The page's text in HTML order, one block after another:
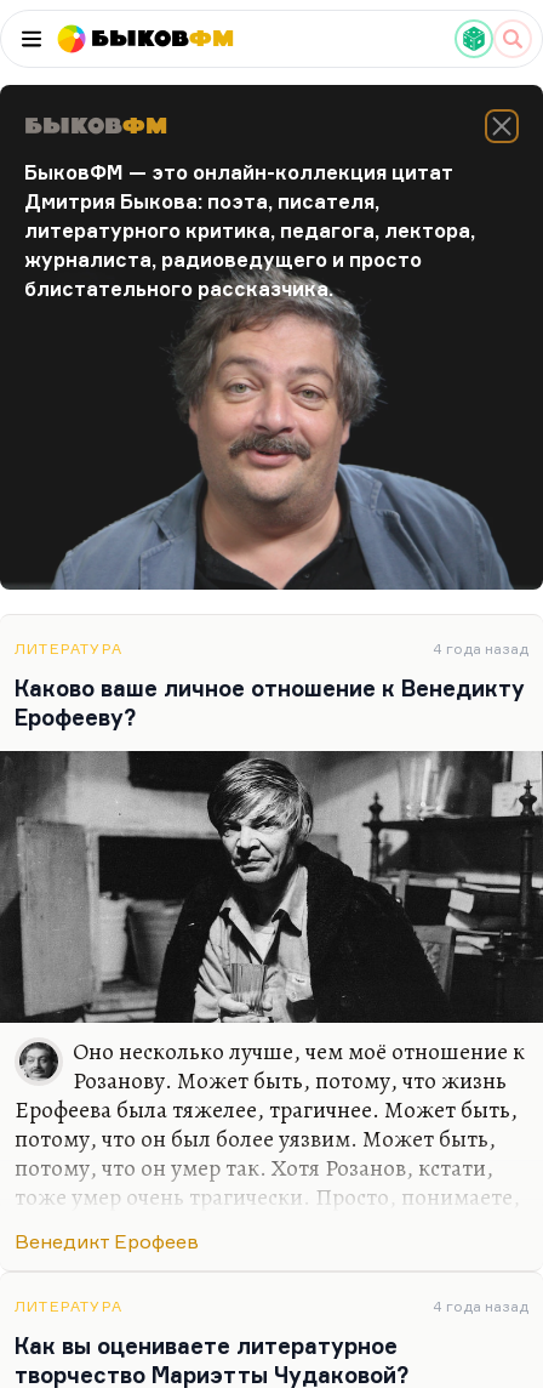
БыковФМ
БыковФМ
БыковФМ — это онлайн-коллекция цитат
Дмитрия Быкова: поэта, писателя,
литературного критика, педагога, лектора,
журналиста, радиоведущего и просто
блистательного рассказчика.
ЛИТЕРАТУРА 4 года назад
Каково ваше личное отношение к Венедикту
Ерофееву?
Оно несколько лучше, чем моё отношение к
Розанову. Может быть, потому, что жизнь
Ерофеева была тяжелее, трагичнее. Может быть,
потому, что он был более уязвим. Может быть,
потому, что он умер так. Хотя Розанов, кстати,
тоже умер очень трагически. Просто, понимаете,
юродивым знаменитым, славным, многими
в то время, когда он был абсолютным изгоем и
маргиналом, и это изгойство, эту маргинальность
он сумел превратить в своё знамя.
Венедикт Ерофеев
ЛИТЕРАТУРА 4 года назад
Как вы оцениваете литературное
творчество Мариэтты Чудаковой?